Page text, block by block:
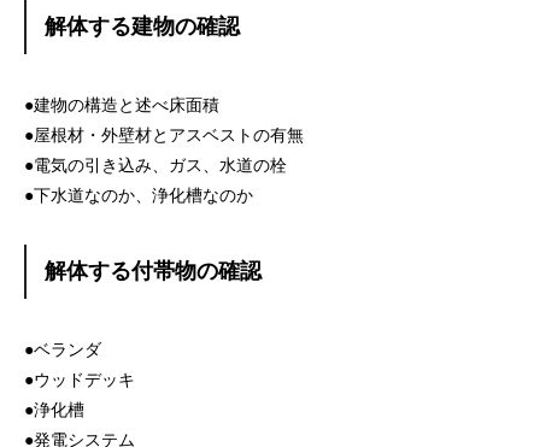
解体する建物の確認
●建物の構造と述べ床面積
●屋根材・外壁材とアスベストの有無
●電気の引き込み、ガス、水道の栓
●下水道なのか、浄化槽なのか
解体する付帯物の確認
●ベランダ
●ウッドデッキ
●浄化槽
●発電システム